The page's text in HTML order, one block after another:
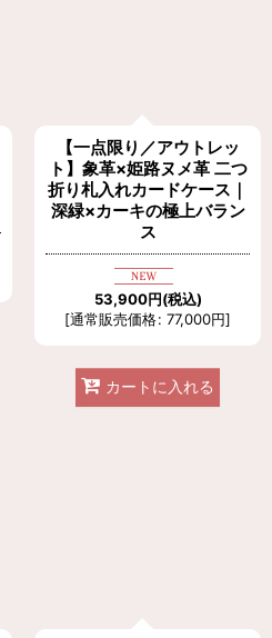
【一点限り／アウトレッ
ト】象革×姫路ヌメ革 二つ
折り札入れカードケース｜
深緑×カーキの極上バラン
ス
53,900円(税込)
[通常販売価格: 77,000円]
カートに入れる